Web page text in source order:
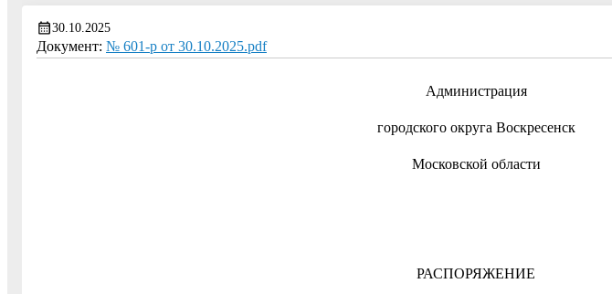
30.10.2025
Документ: № 601-р от 30.10.2025.pdf
Администрация
городского округа Воскресенск
Московской области
РАСПОРЯЖЕНИЕ